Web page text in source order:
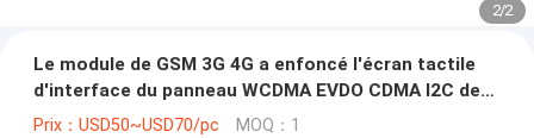
2/2
Le module de GSM 3G 4G a enfoncé l'écran tactile
d'interface du panneau WCDMA EVDO CDMA I2C de
BRAS
Prix：USD50~USD70/pc MOQ：1